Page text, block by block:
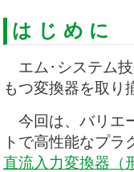
は じ め に
エム･システム技
もつ変換器を取り
今回は、バリエ
トで高性能なプ
直流入力変換器（